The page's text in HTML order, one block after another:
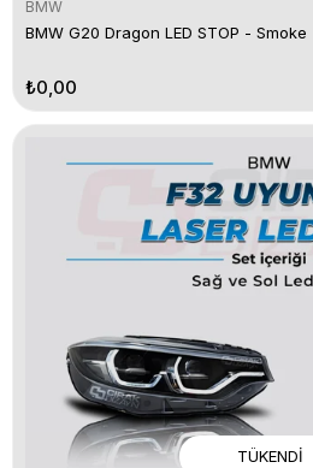
BMW
BMW G20 Dragon LED STOP - Smoke
₺0,00
TÜKENDI